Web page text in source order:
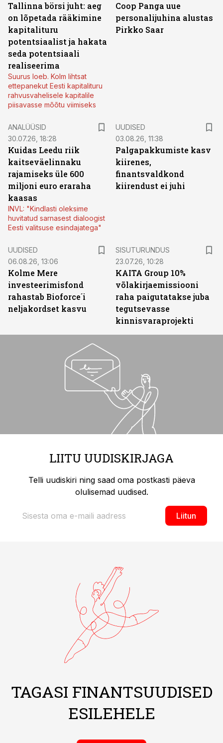
Tallinna börsi juht: aeg
on lõpetada rääkimine
kapitalituru
potentsiaalist ja hakata
seda potentsiaali
realiseerima
Suurus loeb. Kolm lihtsat
ettepanekut Eesti kapitalituru
rahvusvahelisele kapitalile
piisavasse mõõtu viimiseks
Coop Panga uue
personalijuhina alustas
Pirkko Saar
ANALÜÜSID
30.07.26, 18:28
Kuidas Leedu riik
kaitseväelinnaku
rajamiseks üle 600
miljoni euro eraraha
kaasas
INVL: "Kindlasti oleksime
huvitatud sarnasest dialoogist
Eesti valitsuse esindajatega"
UUDISED
03.08.26, 11:38
Palgapakkumiste kasv
kiirenes,
finantsvaldkond
kiirendust ei juhi
UUDISED
06.08.26, 13:06
Kolme Mere
investeerimisfond
rahastab Bioforce´i
neljakordset kasvu
SISUTURUNDUS
23.07.26, 10:28
KAITA Group 10%
võlakirjaemissiooni
raha paigutatakse juba
tegutsevasse
kinnisvaraprojekti
LIITU UUDISKIRJAGA
Telli uudiskiri ning saad oma postkasti päeva
olulisemad uudised.
Liitun
TAGASI FINANTSUUDISED
ESILEHELE